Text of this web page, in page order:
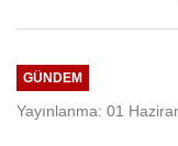
GÜNDEM
Yayınlanma: 01